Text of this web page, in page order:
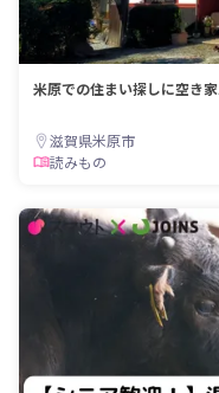
米原での住まい探しに空き
滋賀県米原市
読みもの